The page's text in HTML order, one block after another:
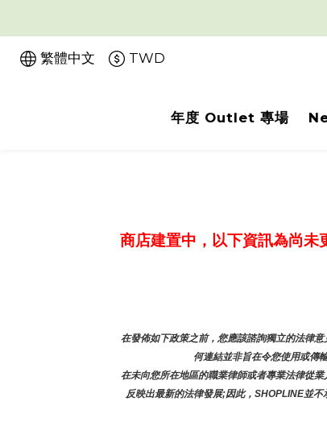
繁體中文 TWD
年度 Outlet 專場
商店建置中，以下資訊為尚未
在發佈如下政策之前，您應該諮詢獨立的法律
何連結並非旨在令您使用或傳
在未向您所在地區的職業律師或者專業法律從
反映出最新的法律發展;因此，SHOPLINE並